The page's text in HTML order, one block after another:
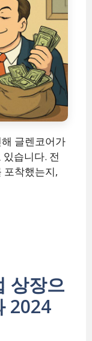
글렌코어가
습니다. 전
포착했는지,
상장으
2024